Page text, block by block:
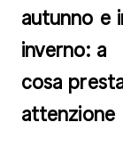
autunno e
inverno: a
cosa
attenzione